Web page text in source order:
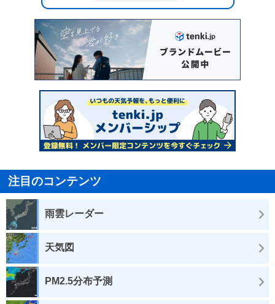
注目のコンテンツ
雨雲レーダー
天気図
PM2.5分布予測